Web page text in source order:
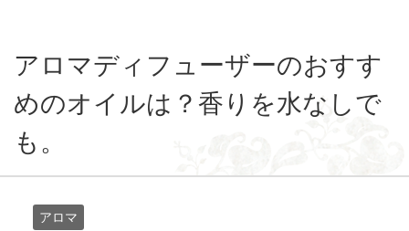
アロマディフューザーのおすす
めのオイルは？香りを水なしで
も。
アロマ